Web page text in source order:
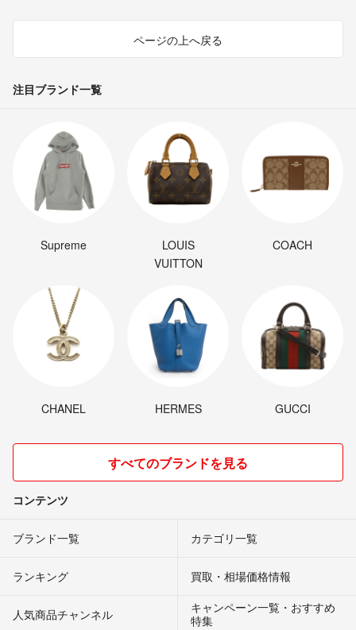
ページの上へ戻る
注目ブランド一覧
Supreme
LOUIS
VUITTON
COACH
CHANEL HERMES GUCCI
すべてのブランドを見る
コンテンツ
ブランド一覧 カテゴリ一覧
ランキング 買取・相場価格情報
人気商品チャンネル
キャンペーン一覧・おすすめ
特集